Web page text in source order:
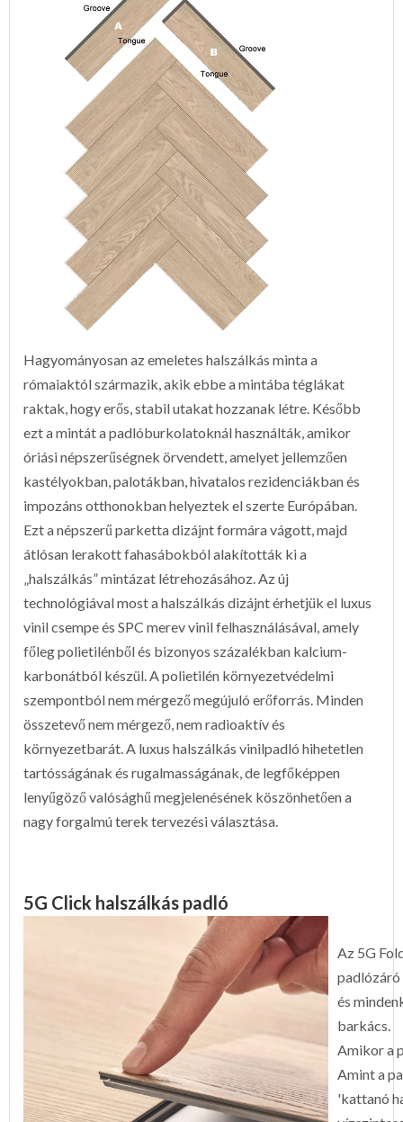
Hagyományosan az emeletes halszálkás minta a
rómaiaktól származik, akik ebbe a mintába téglákat
raktak, hogy erős, stabil utakat hozzanak létre. Később
ezt a mintát a padlóburkolatoknál használták, amikor
óriási népszerűségnek örvendett, amelyet jellemzően
kastélyokban, palotákban, hivatalos rezidenciákban és
impozáns otthonokban helyeztek el szerte Európában.
Ezt a népszerű parketta dizájnt formára vágott, majd
átlósan lerakott fahasábokból alakították ki a
„halszálkás” mintázat létrehozásához. Az új
technológiával most a halszálkás dizájnt érhetjük el luxus
vinil csempe és SPC merev vinil felhasználásával, amely
főleg polietilénből és bizonyos százalékban kalcium-
karbonátból készül. A polietilén környezetvédelmi
szempontból nem mérgező megújuló erőforrás. Minden
összetevő nem mérgező, nem radioaktív és
környezetbarát. A luxus halszálkás vinilpadló hihetetlen
tartósságának és rugalmasságának, de legfőképpen
lenyűgöző valósághű megjelenésének köszönhetően a
nagy forgalmú terek tervezési választása.
5G Click halszálkás padló
Az 5G
padlózáró
és
barkács.
Amikor a
Amint a
'kattanó